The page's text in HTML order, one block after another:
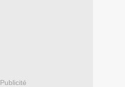
Publicité